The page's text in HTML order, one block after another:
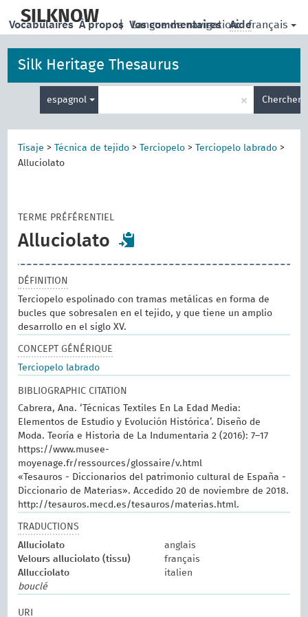
main
SILKNOW | Langue de navigation: français
Vocabulaires À propos Vos commentaires Aide
Silk Heritage Thesaurus
espagnol
de
recherche
× Chercher
Tisaje > Técnica de tejido > Terciopelo > Terciopelo labrado >
Alluciolato
TERME PRÉFÉRENTIEL
Alluciolato
DÉFINITION
Terciopelo espolinado con tramas metálicas en forma de
bucles que sobresalen en el tejido, y que tiene un amplio
desarrollo en el siglo XV.
CONCEPT GÉNÉRIQUE
Terciopelo labrado
BIBLIOGRAPHIC CITATION
Cabrera, Ana. ‘Técnicas Textiles En La Edad Media:
Elementos de Estudio y Evolución Histórica’. Diseño de
Moda. Teoría e Historia de La Indumentaria 2 (2016): 7–17
https://www.musee-
moyenage.fr/ressources/glossaire/v.html
«Tesauros - Diccionarios del patrimonio cultural de España -
Diccionario de Materias». Accedido 20 de noviembre de 2018.
http://tesauros.mecd.es/tesauros/materias.html.
TRADUCTIONS
Alluciolato
anglais
Velours alluciolato (tissu)
français
Allucciolato
italien
bouclé
URI